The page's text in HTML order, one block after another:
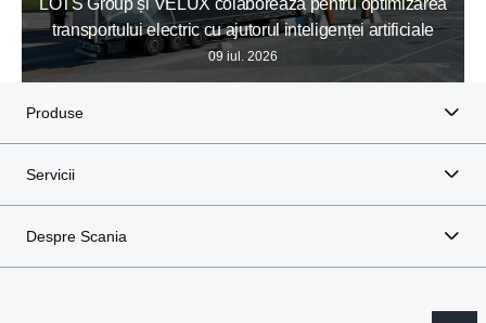
LOTS Group și VELUX colaborează pentru optimizarea
transportului electric cu ajutorul inteligenței artificiale
09 iul. 2026
Produse
Servicii
Despre Scania